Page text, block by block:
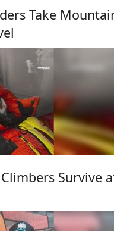
Take
Survive